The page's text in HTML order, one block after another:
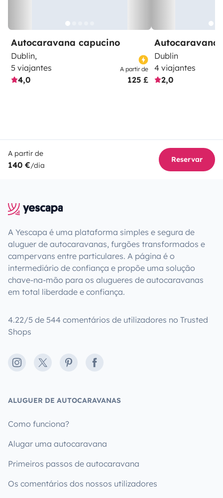
Autocaravana capucino
Dublin,
5 viajantes
4,0
A partir de
125 £
Autocaravana
Dublin
4 viajantes
2,0
A partir de
140 €/dia
Reservar
A Yescapa é uma plataforma simples e segura de
aluguer de autocaravanas, furgões transformados e
campervans entre particulares. A página é o
intermediário de confiança e propõe uma solução
chave-na-mão para os alugueres de autocaravanas
em total liberdade e confiança.
4.22/5 de 544 comentários de utilizadores no Trusted
Shops
Instagram
X PinterestFacebook
ALUGUER DE AUTOCARAVANAS
Como funciona?
Alugar uma autocaravana
Primeiros passos de autocaravana
Os comentários dos nossos utilizadores